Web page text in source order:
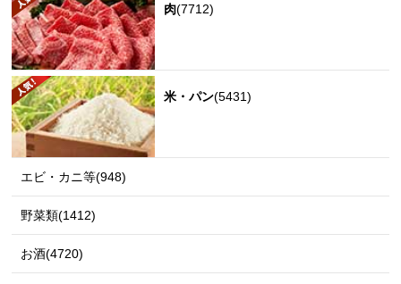
肉(7712)
米・パン(5431)
エビ・カニ等(948)
野菜類(1412)
お酒(4720)